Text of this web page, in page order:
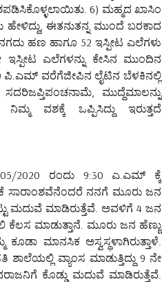
6) ಮಹ್ಮದ ಖಾಸಿಂ
ಈತನುತನ್ನ ಮುಂದೆ ಬರಕಾದ
ಹಣ ಹಾಗೂ 52 ಇಸ್ಪೀಟ ಎಲೆಗಳು
ಇಸ್ಪೀಟ ಎಲೆಗಳನ್ನು ಕೇಸಿನ ಮುಂದಿನ
ಪಿ.ಎಮ್ ವರೆಗೆಜೀಪಿನ ಲೈಟಿನ ಬೆಳಕಿನಲ್ಲಿ
ಮುದ್ದೆಮಾಲನ್ನು
ವಶಕ್ಕೆ ಒಪ್ಪಿಸಿದ್ದು ಇರುತ್ತದೆ
2020 ರಂದು 9:30 ಎ.ಎಮ್ ಕ್ಕೆ
ಸಾರಾಂಶವೆನೆಂದರೆ ನನಗೆ ಮೂರು ಜನ
ಮದುವೆ ಮಾಡಿರುತ್ತೆವೆ. ಅವಳಿಗೆ 4 ಜನ
ಕೆಲಸ ಮಾಡುತ್ತಾನೆ. ಮೂರು ಜನ ಹೆಣ್ಣು
ಮಾನಸಿಕ ಅಸ್ವಸ್ಥಳಾಗಿರುತ್ತಾಳೆ.
ವ್ಯಾಂಸ ಮಾಡುತ್ತಿದ್ದು 9 ನೇ
ಕೊಡ್ಡು ಮದುವೆ ಮಾಡಿರುತ್ತೆವೆ.